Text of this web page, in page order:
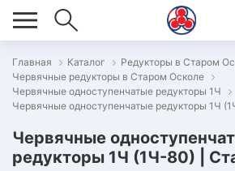
Главная Каталог
Редукторы в Старом
Червячные редукторы в Старом Осколе
Червячные одноступенчатые редукторы 1Ч
Червячные одноступенчатые редукторы 1Ч
Червячные
редукторы 1Ч (1Ч-80) |